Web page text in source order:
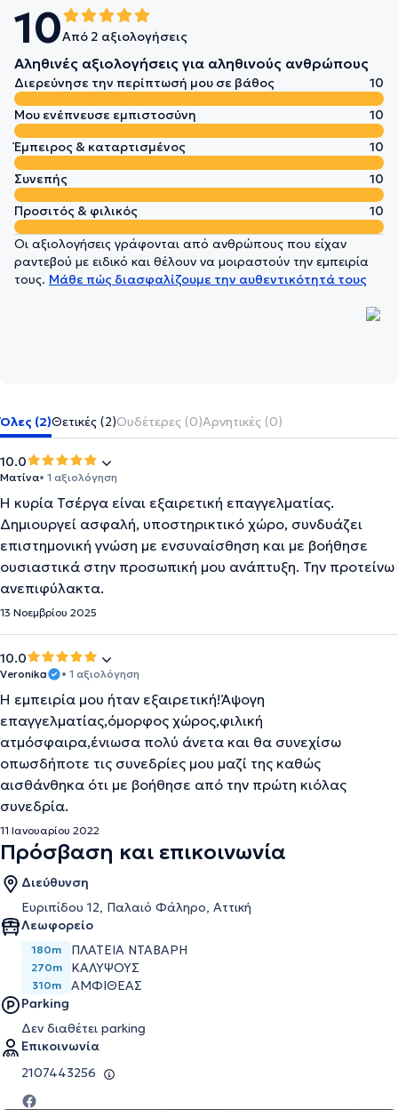
10Από 2 αξιολογήσεις
Αληθινές αξιολογήσεις για αληθινούς ανθρώπους
Διερεύνησε την περίπτωσή μου σε βάθος
10
Μου ενέπνευσε εμπιστοσύνη
10
Έμπειρος & καταρτισμένος
10
Συνεπής
10
Προσιτός & φιλικός
10
Οι αξιολογήσεις γράφονται από ανθρώπους που είχαν
ραντεβού με ειδικό και θέλουν να μοιραστούν την εμπειρία
τους. Μάθε πώς διασφαλίζουμε την αυθεντικότητά τους
Όλες (2)Θετικές (2)Ουδέτερες (0)Αρνητικές (0)
10.0
Ματίνα• 1 αξιολόγηση
Η κυρία Τσέργα είναι εξαιρετική επαγγελματίας.
Δημιουργεί ασφαλή, υποστηρικτικό χώρο, συνδυάζει
επιστημονική γνώση με ενσυναίσθηση και με βοήθησε
ουσιαστικά στην προσωπική μου ανάπτυξη. Την προτείνω
ανεπιφύλακτα.
13 Νοεμβρίου 2025
10.0
Veronika • 1 αξιολόγηση
Η εμπειρία μου ήταν εξαιρετική!Άψογη
επαγγελματίας,όμορφος χώρος,φιλική
ατμόσφαιρα,ένιωσα πολύ άνετα και θα συνεχίσω
οπωσδήποτε τις συνεδρίες μου μαζί της καθώς
αισθάνθηκα ότι με βοήθησε από την πρώτη κιόλας
συνεδρία.
11 Ιανουαρίου 2022
Πρόσβαση και επικοινωνία
Διεύθυνση
Ευριπίδου 12, Παλαιό Φάληρο, Αττική
Λεωφορείο
180m ΠΛΑΤΕΙΑ ΝΤΑΒΑΡΗ
270m ΚΑΛΥΨΟΥΣ
310m
ΑΜΦΙΘΕΑΣ
Parking
Δεν διαθέτει parking
Επικοινωνία
2107443256